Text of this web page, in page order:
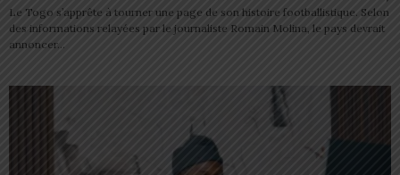
Le Togo s’apprête à tourner une page de son histoire footballistique. Selon
des informations relayées par le journaliste Romain Molina, le pays devrait
annoncer...